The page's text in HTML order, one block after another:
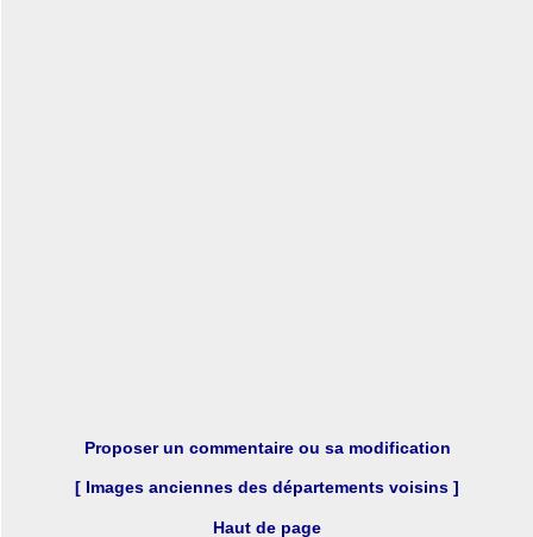
Proposer un commentaire ou sa modification
[ Images anciennes des départements voisins ]
Haut de page